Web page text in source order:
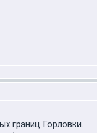
границ Горловки.